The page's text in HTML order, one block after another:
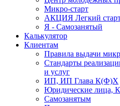
Микро-старт
АКЦИЯ Легкий
Я - Самозанятый
Калькулятор
Клиентам
Правила выдачи
Стандарты
и услуг
ИП, ИП Глава К(Ф)Х
Юридические лица,
Самозанятым